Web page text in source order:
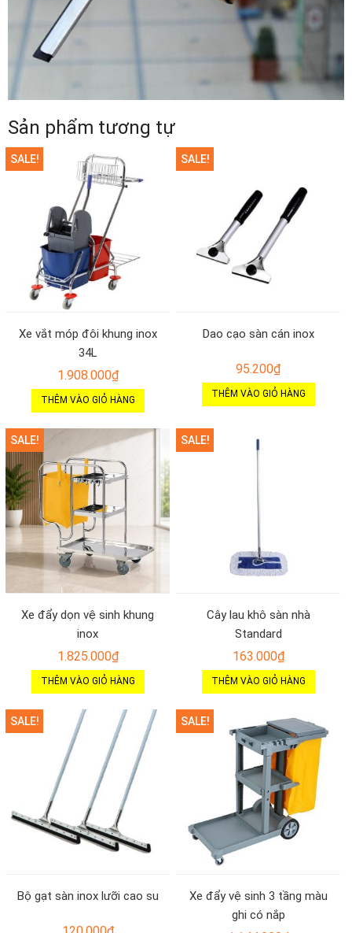
Sản phẩm tương tự
SALE!
Xe vắt móp đôi khung inox
34L
1.908.000₫
THÊM VÀO GIỎ HÀNG
SALE!
Dao cạo sàn cán inox
95.200₫
THÊM VÀO GIỎ HÀNG
SALE!
Xe đẩy dọn vệ sinh khung
inox
1.825.000₫
THÊM VÀO GIỎ HÀNG
SALE!
Cây lau khô sàn nhà
Standard
163.000₫
THÊM VÀO GIỎ HÀNG
SALE!
Bộ gạt sàn inox lưỡi cao su
SALE!
Xe đẩy vệ sinh 3 tầng màu
ghi có nắp